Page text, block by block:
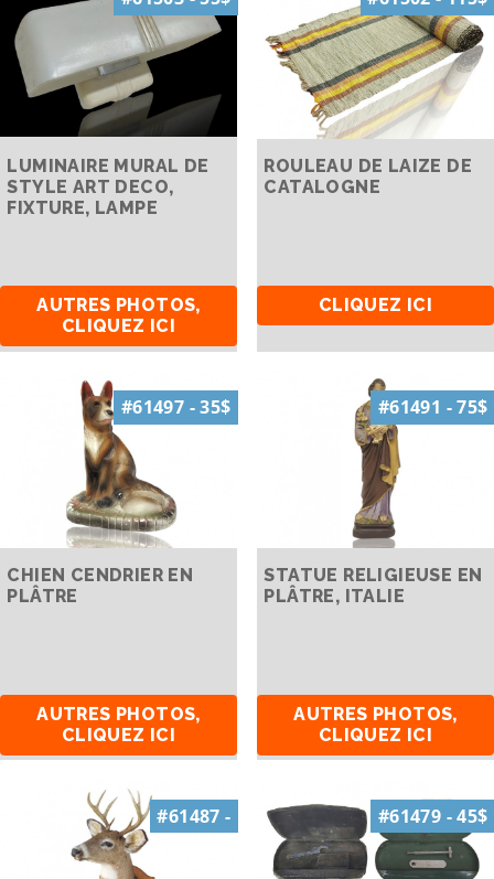
LUMINAIRE MURAL DE
STYLE ART DECO,
FIXTURE, LAMPE
AUTRES PHOTOS,
CLIQUEZ ICI
ROULEAU DE LAIZE DE
CATALOGNE
CLIQUEZ ICI
#61497 - 35$
CHIEN CENDRIER EN
PLÂTRE
AUTRES PHOTOS,
CLIQUEZ ICI
#61491 - 75$
STATUE RELIGIEUSE EN
PLÂTRE, ITALIE
AUTRES PHOTOS,
CLIQUEZ ICI
#61487 - #61479 - 45$